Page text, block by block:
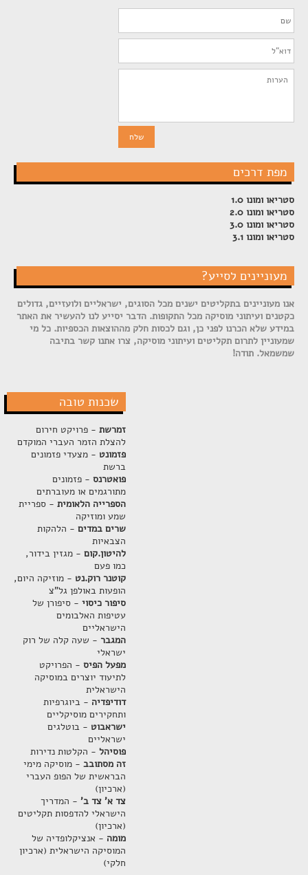
מפת דרכים
סטריאו ומונו 1.0
סטריאו ומונו 2.0
סטריאו ומונו 3.0
סטריאו ומונו 3.1
מעוניינים לסייע?
אנו מעוניינים בתקליטים ישנים מכל הסוגים, ישראליים ולועזיים, גדולים
כקטנים ועיתוני מוסיקה מכל התקופות. הדבר יסייע לנו להעשיר את האתר
במידע שלא הכרנו לפני כן, וגם לכסות חלק מההוצאות הכספיות. כל מי
שמעוניין לתרום תקליטים ועיתוני מוסיקה, צרו אתנו קשר בתיבה
שמשמאל. תודה!
שכנות טובה
זמרשת- פרויקט חירום
להצלת הזמר העברי המוקדם
פזמונט - מצעדי פזמונים
ברשת
פואטרנס- פזמונים
מתורגמים או מעוברתים
הספרייה הלאומית- ספריית
שמע ומוזיקה
שרים במדים- הלהקות
הצבאיות
להיטון.קום- מגזין בידור,
כמו פעם
קוטנר רוק.נט - מוזיקה היום,
הופעות באולפן גל"צ
סיפור כיסוי- סיפורן של
עטיפות האלבומים
הישראליים
המגבר- שעה קלה של רוק
ישראלי
מפעל הפיס- הפרויקט
לתיעוד יוצרים במוסיקה
הישראלית
דודיפדיה - ביוגרפיות
ותחקירים מוסיקליים
ישראבוט - בוטלגים
ישראליים
פוסיהל- הקלטות נדירות
זה מסתובב- מוסיקה מימי
הבראשית של הפופ העברי
(ארכיון)
צד א' צד ב'- המדריך
הישראלי להדפסות תקליטים
(ארכיון)
מומה - אנציקלופדיה של
המוסיקה הישראלית (ארכיון
חלקי)